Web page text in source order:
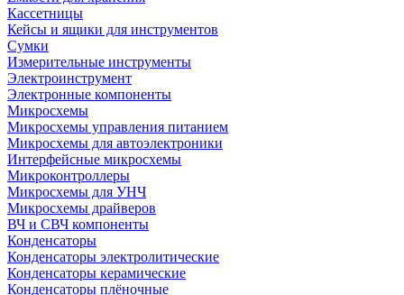
Кассетницы
Кейсы и ящики для инструментов
Сумки
Измерительные инструменты
Электроинструмент
Электронные компоненты
Микросхемы
Микросхемы управления питанием
Микросхемы для автоэлектроники
Интерфейсные микросхемы
Микроконтроллеры
Микросхемы для УНЧ
Микросхемы драйверов
ВЧ и СВЧ компоненты
Конденсаторы
Конденсаторы электролитические
Конденсаторы керамические
Конденсаторы плёночные